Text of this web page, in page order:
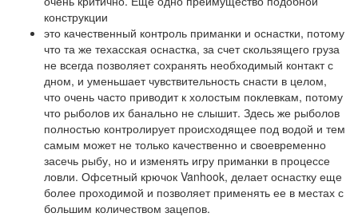
конструкции
это качественный контроль приманки и оснастки, потому
что та же техасская оснастка, за счет скользящего груза
не всегда позволяет сохранять необходимый контакт с
дном, и уменьшает чувствительность снасти в целом,
что очень часто приводит к холостым поклевкам, потому
что рыболов их банально не слышит. Здесь же рыболов
полностью контролирует происходящее под водой и тем
самым может не только качественно и своевременно
засечь рыбу, но и изменять игру приманки в процессе
ловли. Офсетный крючок Vanhook, делает оснастку еще
более проходимой и позволяет применять ее в местах с
большим количеством зацепов.